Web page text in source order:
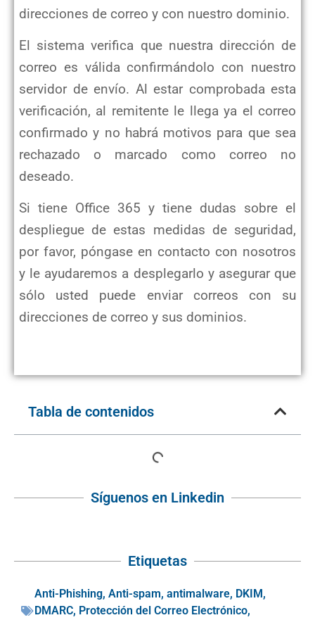
direcciones de correo y con nuestro dominio.
El sistema verifica que nuestra dirección de
correo es válida confirmándolo con nuestro
servidor de envío. Al estar comprobada esta
verificación, al remitente le llega ya el correo
confirmado y no habrá motivos para que sea
rechazado o marcado como correo no
deseado.
Si tiene Office 365 y tiene dudas sobre el
despliegue de estas medidas de seguridad,
por favor, póngase en contacto con nosotros
y le ayudaremos a desplegarlo y asegurar que
sólo usted puede enviar correos con su
direcciones de correo y sus dominios.
Tabla de contenidos
Síguenos en Linkedin
Etiquetas
Anti-Phishing, Anti-spam, antimalware, DKIM,
DMARC, Protección del Correo Electrónico,